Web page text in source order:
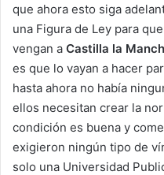
que ahora esto siga
una Figura de Ley para que
vengan a Castilla la
es que lo vayan a hacer
hasta ahora no había
ellos necesitan crear la
condición es buena y
exigieron ningún tipo de
solo una Universidad